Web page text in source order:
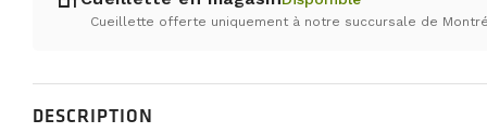
Cueillette offerte uniquement à notre succursale de
DESCRIPTION